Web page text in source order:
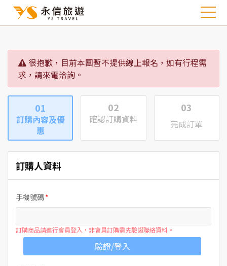
很抱歉，目前本團暫不提供線上報名，如有行程需
求，請來電洽詢。
01
訂購內容及優
惠
02
確認訂購資料
03
完成訂單
訂購人資料
手機號碼
訂購商品請進行會員登入，非會員訂購需先驗證聯絡資料。
驗證/登入